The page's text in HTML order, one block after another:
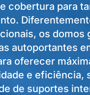
cobertura para
os domos
autoportantes
oferecer
e eficiência,
de suportes